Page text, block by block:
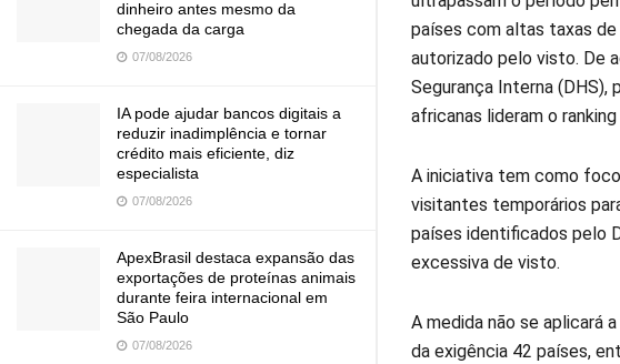
dinheiro antes mesmo da
chegada da carga
07/08/2026
IA pode ajudar bancos digitais a
reduzir inadimplência e tornar
crédito mais eficiente, diz
especialista
07/08/2026
ApexBrasil destaca expansão das
exportações de proteínas animais
durante feira internacional em
São Paulo
07/08/2026
países com altas taxas de
autorizado pelo visto. De
Segurança Interna (DHS),
africanas lideram o
A iniciativa tem como
visitantes temporários
países identificados pelo
excessiva de visto.
A medida não se aplicará
da exigência 42 países,